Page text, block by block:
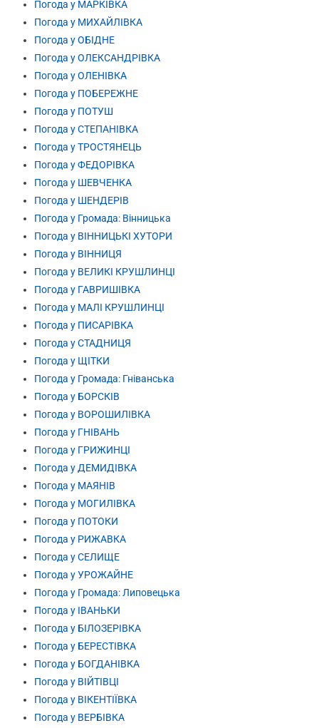
Погода у МАРКІВКА
Погода у МИХАЙЛІВКА
Погода у ОБІДНЕ
Погода у ОЛЕКСАНДРІВКА
Погода у ОЛЕНІВКА
Погода у ПОБЕРЕЖНЕ
Погода у ПОТУШ
Погода у СТЕПАНІВКА
Погода у ТРОСТЯНЕЦЬ
Погода у ФЕДОРІВКА
Погода у ШЕВЧЕНКА
Погода у ШЕНДЕРІВ
Погода у Громада: Вінницька
Погода у ВІННИЦЬКІ ХУТОРИ
Погода у ВІННИЦЯ
Погода у ВЕЛИКІ КРУШЛИНЦІ
Погода у ГАВРИШІВКА
Погода у МАЛІ КРУШЛИНЦІ
Погода у ПИСАРІВКА
Погода у СТАДНИЦЯ
Погода у ЩІТКИ
Погода у Громада: Гніванська
Погода у БОРСКІВ
Погода у ВОРОШИЛІВКА
Погода у ГНІВАНЬ
Погода у ГРИЖИНЦІ
Погода у ДЕМИДІВКА
Погода у МАЯНІВ
Погода у МОГИЛІВКА
Погода у ПОТОКИ
Погода у РИЖАВКА
Погода у СЕЛИЩЕ
Погода у УРОЖАЙНЕ
Погода у Громада: Липовецька
Погода у ІВАНЬКИ
Погода у БІЛОЗЕРІВКА
Погода у БЕРЕСТІВКА
Погода у БОГДАНІВКА
Погода у ВІЙТІВЦІ
Погода у ВІКЕНТІЇВКА
Погода у ВЕРБІВКА